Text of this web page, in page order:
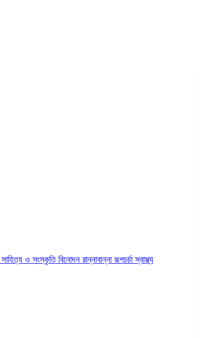
সাহিত্য ও সংস্কৃতি বিনোদন রান্নাবান্নারূপচর্চাস্বাস্থ্য